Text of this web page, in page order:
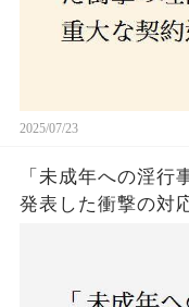
2025/07/23
「未成年への淫
発表した衝撃の対